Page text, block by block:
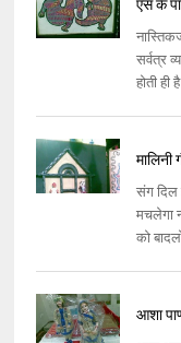
एस के
सर्वत्र
होती
मालिनी
संग दिल
मचलेगा
को
आशा